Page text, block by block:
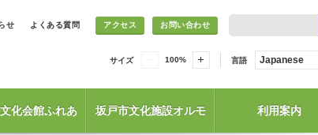
せ よくある質問 アクセス お問い合わせ
サイズ 100% 言語 Japanese
化会館ふれあ 坂戸市文化施設オルモ 利用案内